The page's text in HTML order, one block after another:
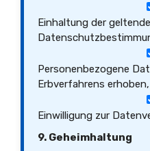
Einhaltung der
Personenbezogene
Erbverfahrens
Einwilligung zur
9. Geheimhaltung